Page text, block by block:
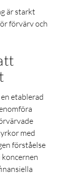
är starkt
förvärv och
etablerad
med
förståelse